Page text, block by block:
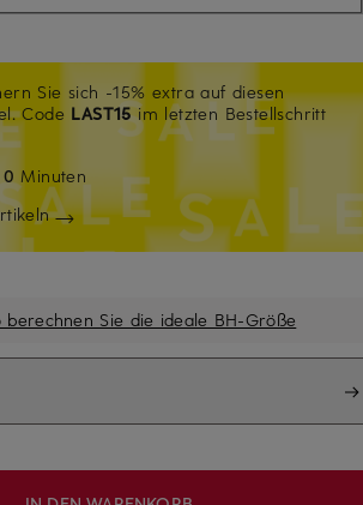
Sie sich -15% extra auf diesen
Code LAST15im letzten Bestellschritt
0 Minuten
Sie die ideale BH-Größe